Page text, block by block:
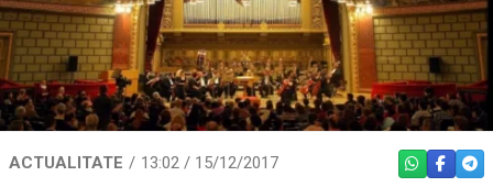
ACTUALITATE 13:02 / 15/12/2017 WHATSAPP